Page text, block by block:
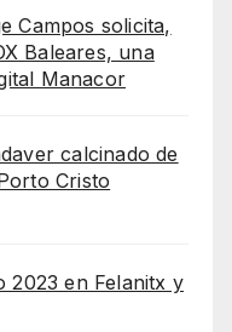
Campos solicita,
Baleares, una
Manacor
calcinado de
Cristo
2023 en Felanitx y